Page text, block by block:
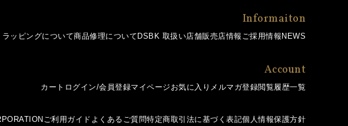
Informaiton
ラッピングについて商品修理について DSBK 取扱い店舗販売店情報 ご採用情報 NEWS
Account
カート ログイン/会員登録マイページ お気に入り メルマガ登録閲覧履歴一覧
ご利用ガイド よくあるご質問特定商取引法に基づく表記個人情報保護方針